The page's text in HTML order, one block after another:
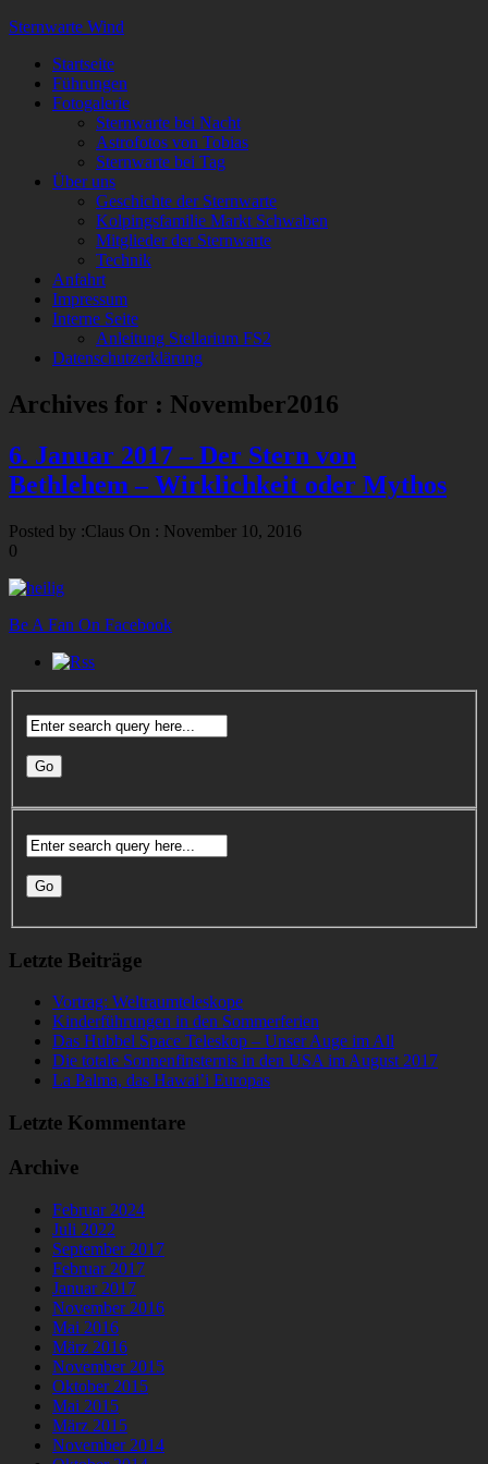
Sternwarte Wind
Startseite
Führungen
Fotogalerie
Sternwarte bei Nacht
Astrofotos von Tobias
Sternwarte bei Tag
Über uns
Geschichte der Sternwarte
Kolpingsfamilie Markt Schwaben
Mitglieder der Sternwarte
Technik
Anfahrt
Impressum
Interne Seite
Anleitung Stellarium FS2
Datenschutzerklärung
Archives for : November2016
6. Januar 2017 – Der Stern von
Bethlehem – Wirklichkeit oder Mythos
Posted by :Claus On : November 10, 2016
0
Be A Fan On Facebook
Letzte Beiträge
Vortrag: Weltraumteleskope
Kinderführungen in den Sommerferien
Das Hubbel Space Teleskop – Unser Auge im All
Die totale Sonnenfinsternis in den USA im August 2017
La Palma, das Hawai’i Europas
Letzte Kommentare
Archive
Februar 2024
Juli 2022
September 2017
Februar 2017
Januar 2017
November 2016
Mai 2016
März 2016
November 2015
Oktober 2015
Mai 2015
März 2015
November 2014